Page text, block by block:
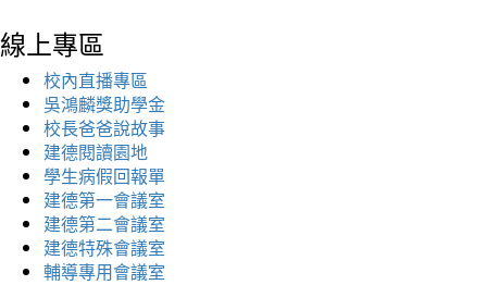
線上專區
校內直播專區
吳鴻麟獎助學金
校長爸爸說故事
建德閱讀園地
學生病假回報單
建德第一會議室
建德第二會議室
建德特殊會議室
輔導專用會議室